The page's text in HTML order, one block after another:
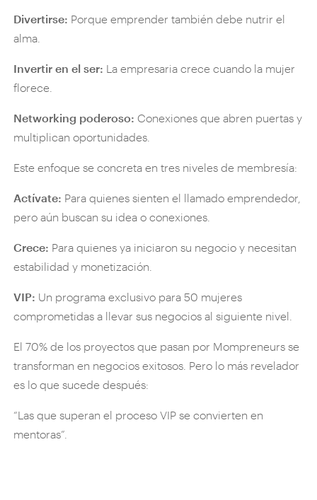
Divertirse: Porque emprender también debe nutrir el
alma.
Invertir en el ser: La empresaria crece cuando la mujer
florece.
Networking poderoso: Conexiones que abren puertas y
multiplican oportunidades.
Este enfoque se concreta en tres niveles de membresía:
Actívate: Para quienes sienten el llamado emprendedor,
pero aún buscan su idea o conexiones.
Crece: Para quienes ya iniciaron su negocio y necesitan
estabilidad y monetización.
VIP: Un programa exclusivo para 50 mujeres
comprometidas a llevar sus negocios al siguiente nivel.
El 70% de los proyectos que pasan por Mompreneurs se
transforman en negocios exitosos. Pero lo más revelador
es lo que sucede después:
“Las que superan el proceso VIP se convierten en
mentoras”.